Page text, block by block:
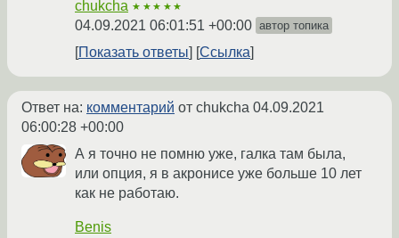
chukcha ★★★★★
04.09.2021 06:01:51 +00:00 автор топика
Показать ответы Ссылка
Ответ на: комментарий от chukcha 04.09.2021
06:00:28 +00:00
А я точно не помню уже, галка там была,
или опция, я в акронисе уже больше 10 лет
как не работаю.
Benis